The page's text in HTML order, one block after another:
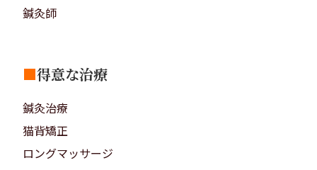
鍼灸師
■得意な治療
鍼灸治療
猫背矯正
ロングマッサージ